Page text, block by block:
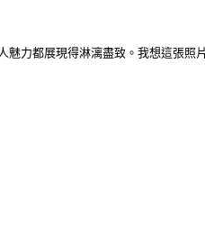
魅力都展現得淋漓盡致。我想這張照